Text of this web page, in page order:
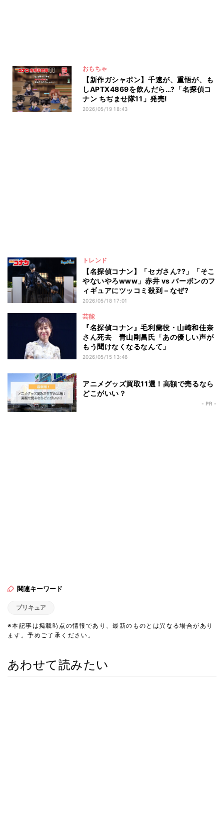
おもちゃ
【新作ガシャポン】千速が、重悟が、も
しAPTX4869を飲んだら…?「名探偵コ
ナン ちぢませ隊11」発売!
2026/05/19 18:43
トレンド
【名探偵コナン】「セガさん??」「そこ
やないやろwww」赤井 vs バーボンのフ
ィギュアにツッコミ殺到 – なぜ?
2026/05/18 17:01
芸能
『名探偵コナン』毛利蘭役・山崎和佳奈
さん死去 青山剛昌氏「あの優しい声が
もう聞けなくなるなんて」
2026/05/15 13:46
アニメグッズ買取11選！高額で売るなら
どこがいい？
- PR -
関連キーワード
プリキュア
※本記事は掲載時点の情報であり、最新のものとは異なる場合があり
ます。予めご了承ください。
あわせて読みたい